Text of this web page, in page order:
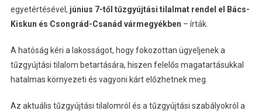
egyetértésével, június 7-től tűzgyújtási tilalmat rendel el Bács-
Kiskun és Csongrád-Csanád vármegyékben – írták.
A hatóság kéri a lakosságot, hogy fokozottan ügyeljenek a
tűzgyújtási tilalom betartására, hiszen felelős magatartásukkal
hatalmas környezeti és vagyoni kárt előzhetnek meg.
Az aktuális tűzgyújtási tilalomról és a tűzgyújtási szabályokról a